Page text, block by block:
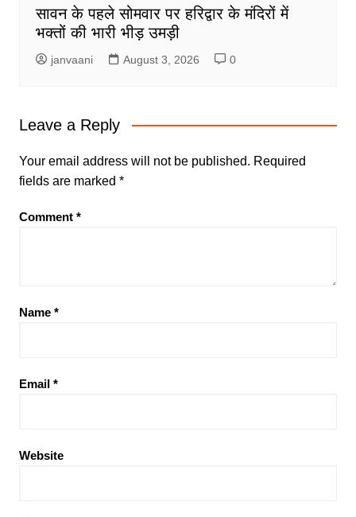
सावन के पहले सोमवार पर हरिद्वार के मंदिरों में
भक्तों की भारी भीड़ उमड़ी
janvaani August 3, 2026 0
Leave a Reply
Your email address will not be published. Required
fields are marked *
Comment *
Name *
Email *
Website